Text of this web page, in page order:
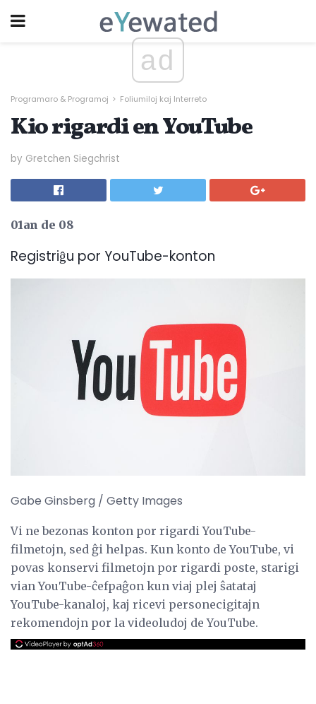
ad
Programaro & Programoj Foliumiloj kaj Interreto
Kio rigardi en YouTube
by Gretchen Siegchrist
01an de 08
Registriĝu por YouTube-konton
Gabe Ginsberg / Getty Images
Vi ne bezonas konton por rigardi YouTube-
filmetojn, sed ĝi helpas. Kun konto de YouTube, vi
povas konservi filmetojn por rigardi poste, starigi
vian YouTube-ĉefpaĝon kun viaj plej ŝatataj
YouTube-kanaloj, kaj ricevi personecigitajn
rekomendojn por la videoludoj de YouTube.